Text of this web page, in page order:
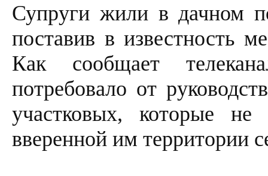
Супруги жили в дачном
поставив в известность
Как сообщает
потребовало от
участковых, которые
вверенной им территории